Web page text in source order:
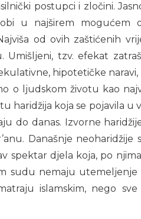
postupci i zločini.
u najširem mogućem
od ovih zaštićenih
Umišljeni, tzv. efekat
hipotetičke
o ljudskom životu kao
haridžija koja se pojavila
do danas. Izvorne
Današnje
spektar djela koja, po
sudu nemaju
islamskim, nego